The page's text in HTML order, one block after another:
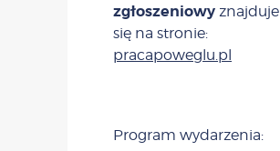
zgłoszeniowy znajduje
się na stronie:
pracapoweglu.pl
Program wydarzenia: